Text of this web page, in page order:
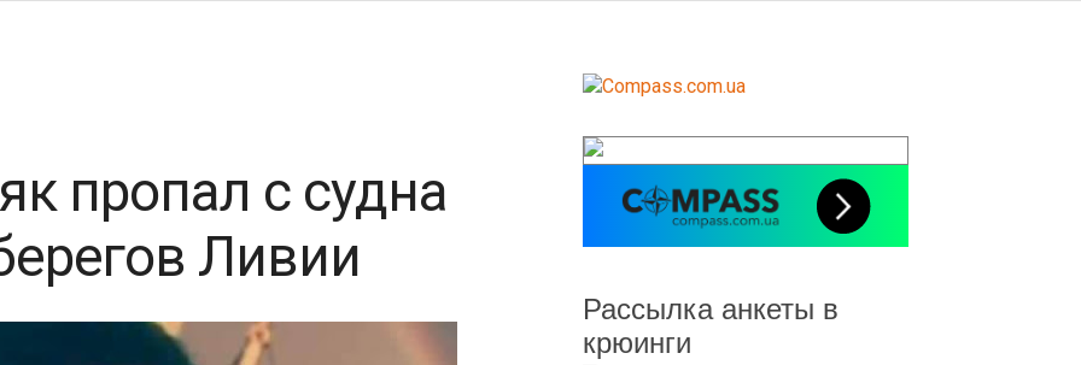
пропал с судна
Ливии
Рассылка анкеты в
крюинги